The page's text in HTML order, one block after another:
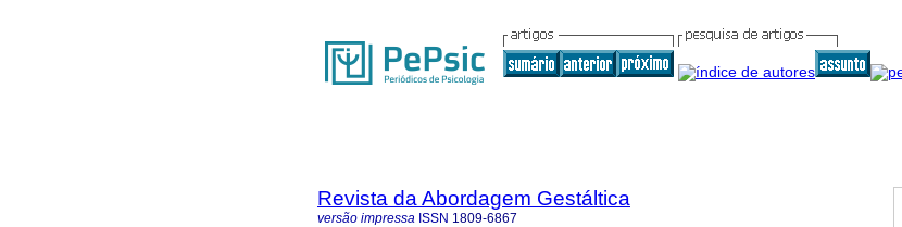
Revista da Abordagem Gestáltica
versão impressa ISSN 1809-6867